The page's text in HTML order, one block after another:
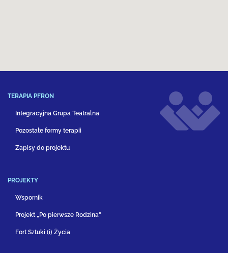
TERAPIA PFRON
Integracyjna Grupa Teatralna
Pozostałe formy terapii
Zapisy do projektu
PROJEKTY
Wspornik
Projekt „Po pierwsze Rodzina”
Fort Sztuki (i) Życia